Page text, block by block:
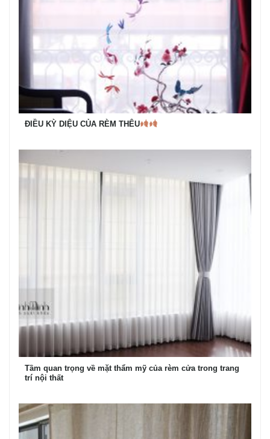
ĐIỀU KỲ DIỆU CỦA RÈM THÊU
Tầm quan trọng về mặt thẩm mỹ của rèm cửa trong trang
trí nội thất